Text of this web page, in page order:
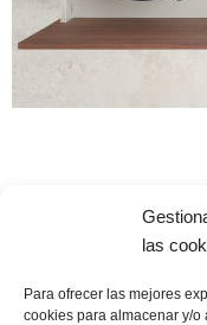
las
Para ofrecer las mejores
cookies para almacenar y/o